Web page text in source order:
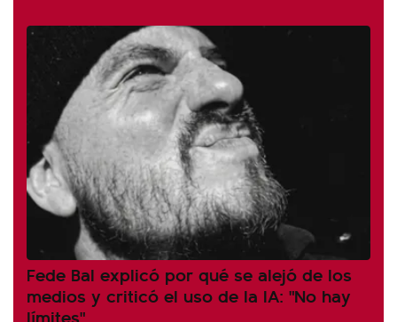
Fede Bal explicó por qué se alejó de los
medios y criticó el uso de la IA: "No hay
límites"